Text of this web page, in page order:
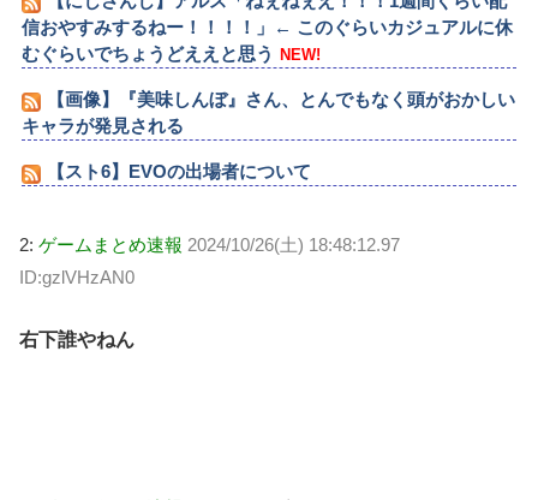
信おやすみするねー！！！！」← このぐらいカジュアルに休
むぐらいでちょうどええと思う
NEW!
【画像】『美味しんぼ』さん、とんでもなく頭がおかしい
キャラが発見される
【スト6】EVOの出場者について
2: ゲームまとめ速報 2024/10/26(土) 18:48:12.97
ID:gzlVHzAN0
右下誰やねん